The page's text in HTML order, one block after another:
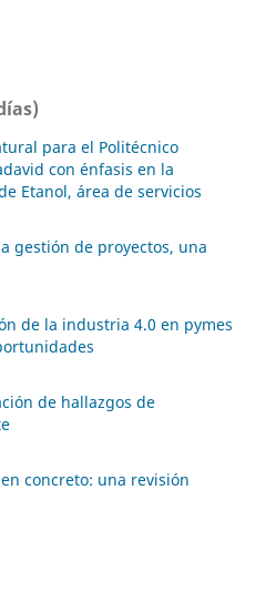
para el Politécnico
con énfasis en la
Etanol, área de servicios
gestión de proyectos, una
de la industria 4.0 en pymes
de hallazgos de
concreto: una revisión